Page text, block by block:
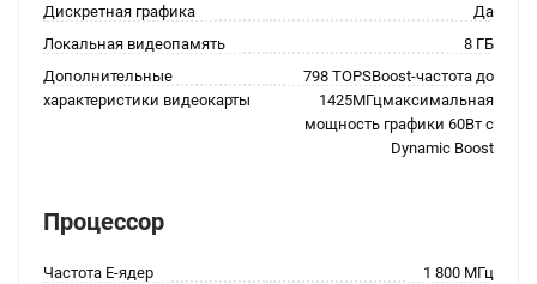
Дискретная графика
Да
Локальная видеопамять
8 ГБ
Дополнительные
характеристики видеокарты
798 TOPSBoost-частота до
1425МГцмаксимальная
мощность графики 60Вт с
Dynamic Boost
Процессор
Частота E-ядер
1 800 МГц